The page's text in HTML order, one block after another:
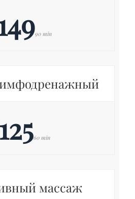
90 min
12560 min
массаж